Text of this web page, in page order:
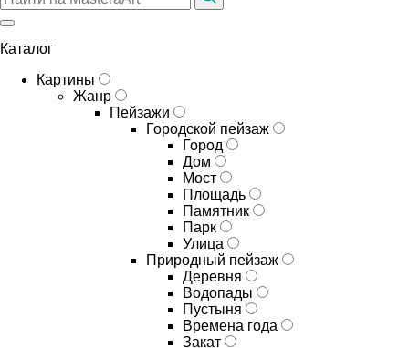
Каталог
Картины
Жанр
Пейзажи
Городской пейзаж
Город
Дом
Мост
Площадь
Памятник
Парк
Улица
Природный пейзаж
Деревня
Водопады
Пустыня
Времена года
Закат